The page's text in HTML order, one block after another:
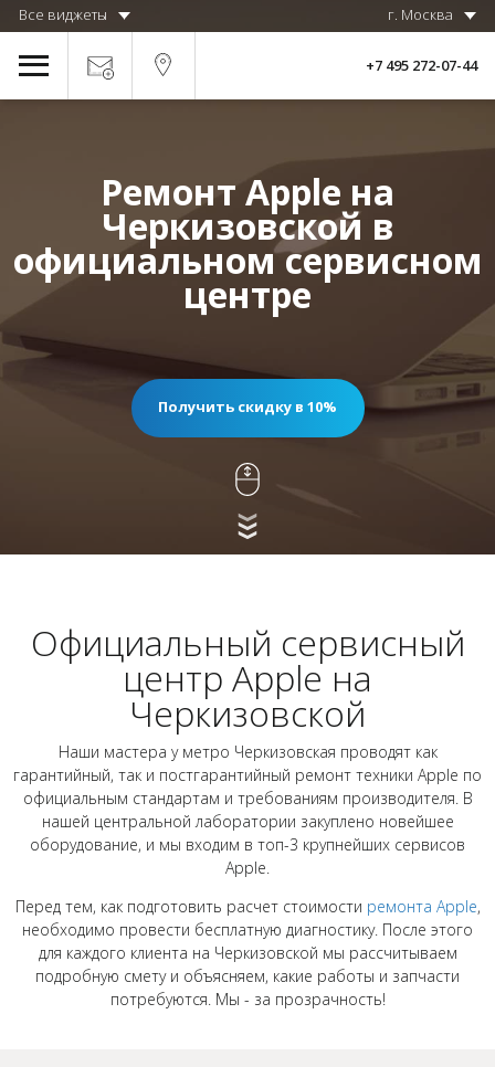
Все виджеты г. Москва
+7 495 272-07-44
Ремонт Apple на
Черкизовской в
официальном сервисном
центре
Получить скидку в 10%
Официальный сервисный
центр Apple на
Черкизовской
Наши мастера у метро Черкизовская проводят как
гарантийный, так и постгарантийный ремонт техники Apple по
официальным стандартам и требованиям производителя. В
нашей центральной лаборатории закуплено новейшее
оборудование, и мы входим в топ-3 крупнейших сервисов
Apple.
Перед тем, как подготовить расчет стоимости ремонта Apple,
необходимо провести бесплатную диагностику. После этого
для каждого клиента на Черкизовской мы рассчитываем
подробную смету и объясняем, какие работы и запчасти
потребуются. Мы - за прозрачность!